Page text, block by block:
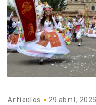
Artículos 29 abril, 2025